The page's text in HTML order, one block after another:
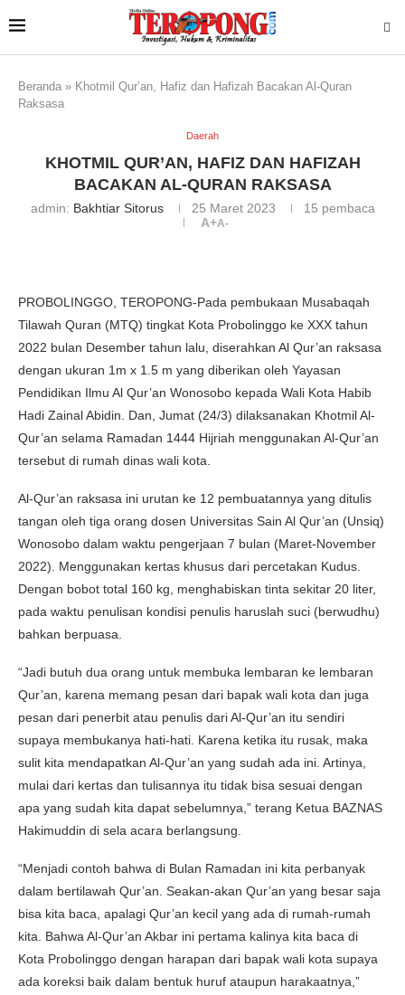
Beranda » Khotmil Qur’an, Hafiz dan Hafizah Bacakan Al-Quran
Raksasa
Daerah
KHOTMIL QUR’AN, HAFIZ DAN HAFIZAH
BACAKAN AL-QURAN RAKSASA
admin: Bakhtiar Sitorus 25 Maret 2023 15 pembaca
A+A-
PROBOLINGGO, TEROPONG-Pada pembukaan Musabaqah
Tilawah Quran (MTQ) tingkat Kota Probolinggo ke XXX tahun
2022 bulan Desember tahun lalu, diserahkan Al Qur’an raksasa
dengan ukuran 1m x 1.5 m yang diberikan oleh Yayasan
Pendidikan Ilmu Al Qur’an Wonosobo kepada Wali Kota Habib
Hadi Zainal Abidin. Dan, Jumat (24/3) dilaksanakan Khotmil Al-
Qur’an selama Ramadan 1444 Hijriah menggunakan Al-Qur’an
tersebut di rumah dinas wali kota.
Al-Qur’an raksasa ini urutan ke 12 pembuatannya yang ditulis
tangan oleh tiga orang dosen Universitas Sain Al Qur’an (Unsiq)
Wonosobo dalam waktu pengerjaan 7 bulan (Maret-November
2022). Menggunakan kertas khusus dari percetakan Kudus.
Dengan bobot total 160 kg, menghabiskan tinta sekitar 20 liter,
pada waktu penulisan kondisi penulis haruslah suci (berwudhu)
bahkan berpuasa.
“Jadi butuh dua orang untuk membuka lembaran ke lembaran
Qur’an, karena memang pesan dari bapak wali kota dan juga
pesan dari penerbit atau penulis dari Al-Qur’an itu sendiri
supaya membukanya hati-hati. Karena ketika itu rusak, maka
sulit kita mendapatkan Al-Qur’an yang sudah ada ini. Artinya,
mulai dari kertas dan tulisannya itu tidak bisa sesuai dengan
apa yang sudah kita dapat sebelumnya,” terang Ketua BAZNAS
Hakimuddin di sela acara berlangsung.
“Menjadi contoh bahwa di Bulan Ramadan ini kita perbanyak
dalam bertilawah Qur’an. Seakan-akan Qur’an yang besar saja
bisa kita baca, apalagi Qur’an kecil yang ada di rumah-rumah
kita. Bahwa Al-Qur’an Akbar ini pertama kalinya kita baca di
Kota Probolinggo dengan harapan dari bapak wali kota supaya
ada koreksi baik dalam bentuk huruf ataupun harakaatnya,”